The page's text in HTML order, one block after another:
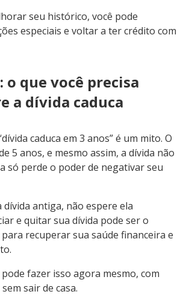
seu histórico, você pode
especiais e voltar a ter crédito com
o que você precisa
a dívida caduca
caduca em 3 anos” é um mito. O
5 anos, e mesmo assim, a dívida não
só perde o poder de negativar seu
dívida antiga, não espere ela
e quitar sua dívida pode ser o
recuperar sua saúde financeira e
fazer isso agora mesmo, com
sair de casa.